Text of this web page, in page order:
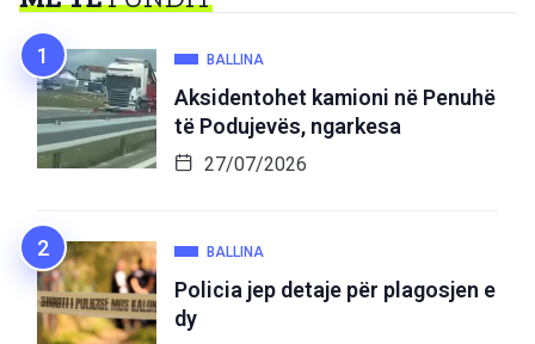
BALLINA
Aksidentohet kamioni në Penuhë
të Podujevës, ngarkesa
27/07/2026
BALLINA
Policia jep detaje për plagosjen e
dy